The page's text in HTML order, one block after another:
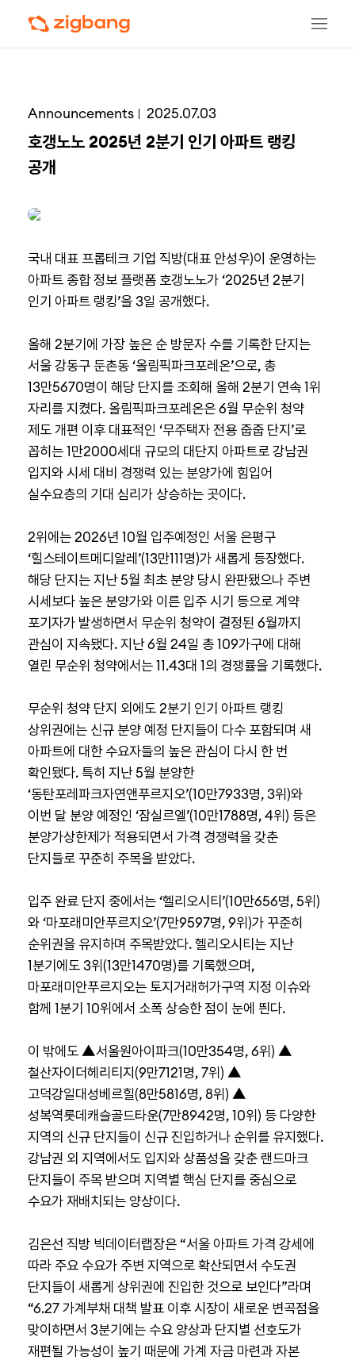
Announcements 2025.07.03
호갱노노 2025년 2분기 인기 아파트 랭킹
공개
국내 대표 프롭테크 기업 직방(대표 안성우)이 운영하는
아파트 종합 정보 플랫폼 호갱노노가 ‘2025년 2분기
인기 아파트 랭킹’을 3일 공개했다.
올해 2분기에 가장 높은 순 방문자 수를 기록한 단지는
서울 강동구 둔촌동 ‘올림픽파크포레온’으로, 총
13만5670명이 해당 단지를 조회해 올해 2분기 연속 1위
자리를 지켰다. 올림픽파크포레온은 6월 무순위 청약
제도 개편 이후 대표적인 ‘무주택자 전용 줍줍 단지’로
꼽히는 1만2000세대 규모의 대단지 아파트로 강남권
입지와 시세 대비 경쟁력 있는 분양가에 힘입어
실수요층의 기대 심리가 상승하는 곳이다.
2위에는 2026년 10월 입주예정인 서울 은평구
‘힐스테이트메디알레’(13만111명)가 새롭게 등장했다.
해당 단지는 지난 5월 최초 분양 당시 완판됐으나 주변
시세보다 높은 분양가와 이른 입주 시기 등으로 계약
포기자가 발생하면서 무순위 청약이 결정된 6월까지
관심이 지속됐다. 지난 6월 24일 총 109가구에 대해
열린 무순위 청약에서는 11.43대 1의 경쟁률을 기록했다.
무순위 청약 단지 외에도 2분기 인기 아파트 랭킹
상위권에는 신규 분양 예정 단지들이 다수 포함되며 새
아파트에 대한 수요자들의 높은 관심이 다시 한 번
확인됐다. 특히 지난 5월 분양한
‘동탄포레파크자연앤푸르지오’(10만7933명, 3위)와
이번 달 분양 예정인 ‘잠실르엘’(10만1788명, 4위) 등은
분양가상한제가 적용되면서 가격 경쟁력을 갖춘
단지들로 꾸준히 주목을 받았다.
입주 완료 단지 중에서는 ‘헬리오시티’(10만656명, 5위)
와 ‘마포래미안푸르지오’(7만9597명, 9위)가 꾸준히
순위권을 유지하며 주목받았다. 헬리오시티는 지난
1분기에도 3위(13만1470명)를 기록했으며,
마포래미안푸르지오는 토지거래허가구역 지정 이슈와
함께 1분기 10위에서 소폭 상승한 점이 눈에 띈다.
이 밖에도 ▲서울원아이파크(10만354명, 6위) ▲
철산자이더헤리티지(9만7121명, 7위) ▲
고덕강일대성베르힐(8만5816명, 8위) ▲
성복역롯데캐슬골드타운(7만8942명, 10위) 등 다양한
지역의 신규 단지들이 신규 진입하거나 순위를 유지했다.
강남권 외 지역에서도 입지와 상품성을 갖춘 랜드마크
단지들이 주목 받으며 지역별 핵심 단지를 중심으로
수요가 재배치되는 양상이다.
김은선 직방 빅데이터랩장은 “서울 아파트 가격 강세에
따라 주요 수요가 주변 지역으로 확산되면서 수도권
단지들이 새롭게 상위권에 진입한 것으로 보인다”라며
“6.27 가계부채 대책 발표 이후 시장이 새로운 변곡점을
맞이하면서 3분기에는 수요 양상과 단지별 선호도가
재편될 가능성이 높기 때문에 가계 자금 마련과 자본